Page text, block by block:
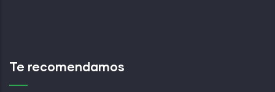
Te recomendamos